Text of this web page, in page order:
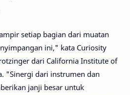
setiap bagian dari muatan
ini," kata Curiosity
dari California Institute of
"Sinergi dari instrumen dan
janji besar untuk